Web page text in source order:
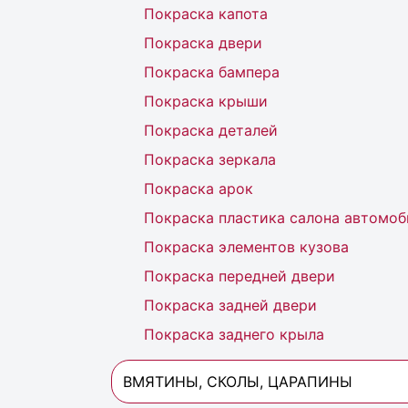
Покраска капота
Покраска двери
Покраска бампера
Покраска крыши
Покраска деталей
Покраска зеркала
Покраска арок
Покраска пластика салона
Покраска элементов кузова
Покраска передней двери
Покраска задней двери
Покраска заднего крыла
ВМЯТИНЫ, СКОЛЫ, ЦАРАПИНЫ